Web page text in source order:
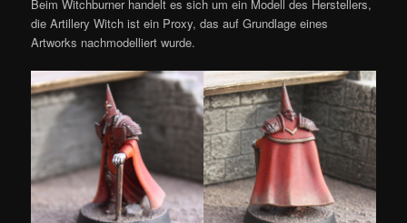
Beim Witchburner handelt es sich um ein Modell des Herstellers,
die Artillery Witch ist ein Proxy, das auf Grundlage eines
Artworks nachmodelliert wurde.